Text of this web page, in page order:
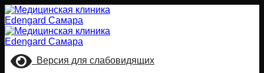
Skip
to
content
Версия для слабовидящих